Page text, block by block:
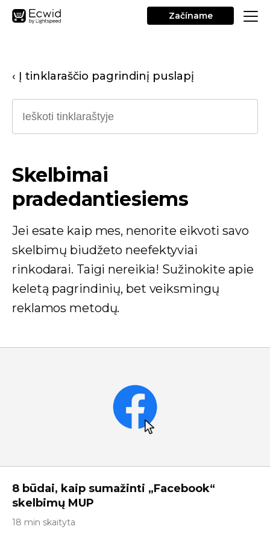
Začíname
‹ Į tinklaraščio pagrindinį puslapį
Skelbimai
pradedantiesiems
Jei esate kaip mes, nenorite eikvoti savo
skelbimų biudžeto neefektyviai
rinkodarai. Taigi nereikia! Sužinokite apie
keletą pagrindinių, bet veiksmingų
reklamos metodų.
8 būdai, kaip sumažinti „Facebook“
skelbimų MUP
18 min skaityta